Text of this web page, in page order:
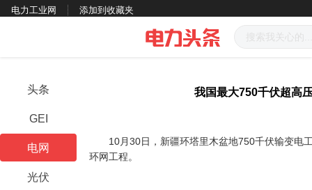
电力工业网 添加到收藏夹
头条
GEI
电网
光伏
我国最大750千伏超高
10月30日，新疆环塔里木盆地750千伏输变电
环网工程。